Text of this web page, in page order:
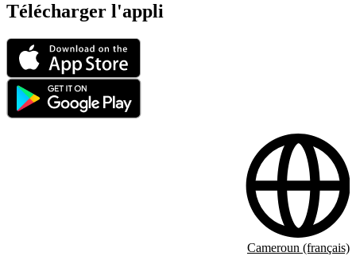
Télécharger l'appli
Cameroun (français)